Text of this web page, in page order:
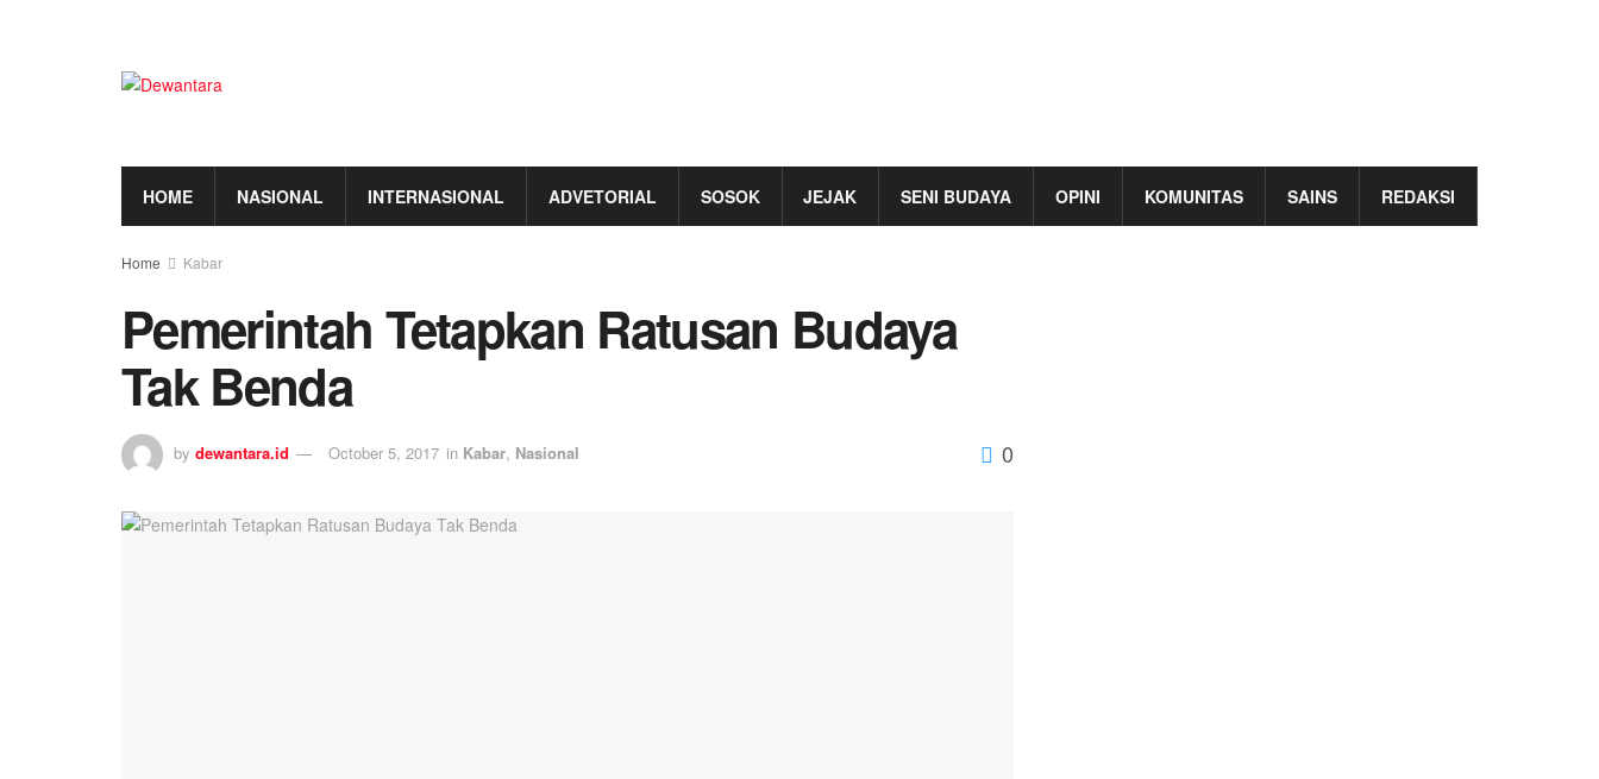
HOME NASIONAL INTERNASIONAL ADVETORIAL SOSOK JEJAK SENI BUDAYA OPINI KOMUNITAS SAINS REDAKSI
Home Kabar
Pemerintah Tetapkan Ratusan Budaya
Tak Benda
by dewantara.id October 5, 2017 in Kabar, Nasional 0